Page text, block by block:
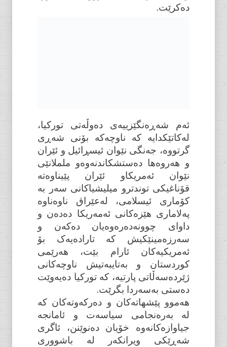
دەکرێت.
ئەم شەڕەنگێزییەی دەوڵەتی تورکیا،
لەکاتێکدایە کە ناوچەکە بۆنی شەڕی
گرتووە، جەنگی نێوان ئیسڕائیل و ئێران
و هەروەها دەستشکاندنەوەو ململانێی
نێوان ئەمریکاو ئێران پێیناوەتە
قۆناغیکی توندترو میلیشیاکانی سەر بە
کۆماری ئیسلامی، لەعێراق ناوەناوە
پەلاماری هێزەکانی ئەمەریکا دەدەن و
داوای چوونەدەرەوەیان دەکەن و
سەرزەمینێکیش کە تارادەیەک بۆ
ئەمریکیەکان ئارام بێت، هەرێمی
کوردستان و بەتایبەتیش ناوچەکانی
ژێردەسەڵاتی پارتیە، کە تورکیا دەیەوێت
دەستی بەسەردا بگرێت.
هەموو پێشهاتەکان و دەرکەوتەکان کە
لە بەرەنجامی سیاسەت و ئامانجە
جیاوازەکانەوە خۆیان دەنوێنن، ئاگری
شەڕێکی ویرانکەر لە باشووری